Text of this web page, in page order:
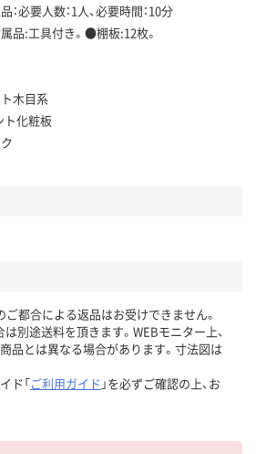
：必要人数：1人、必要時間：10分
品:工具付き。●棚板:12枚。
木目系
ト化粧板
ご都合による返品はお受けできません。
別途送料を頂きます。WEBモニター上、
品とは異なる場合があります。寸法図は
ド「ご利用ガイド 」を必ずご確認の上、お